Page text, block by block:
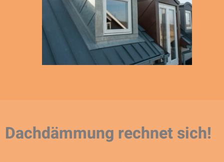
Dachdämmung rechnet sich!